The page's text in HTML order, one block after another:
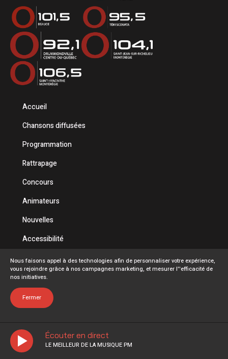
Écouter en direct
LE MEILLEUR DE LA MUSIQUE PM
Accueil
Chansons diffusées
Programmation
Rattrapage
Concours
Animateurs
Nouvelles
Accessibilité
Politique de confidentialité
Conditions d'utilisation
FAQ
Nous faisons appel à des technologies afin de personnaliser votre expérience,
vous rejoindre grâce à nos campagnes marketing, et mesurer l''efficacité de
nos initiatives.
Fermer